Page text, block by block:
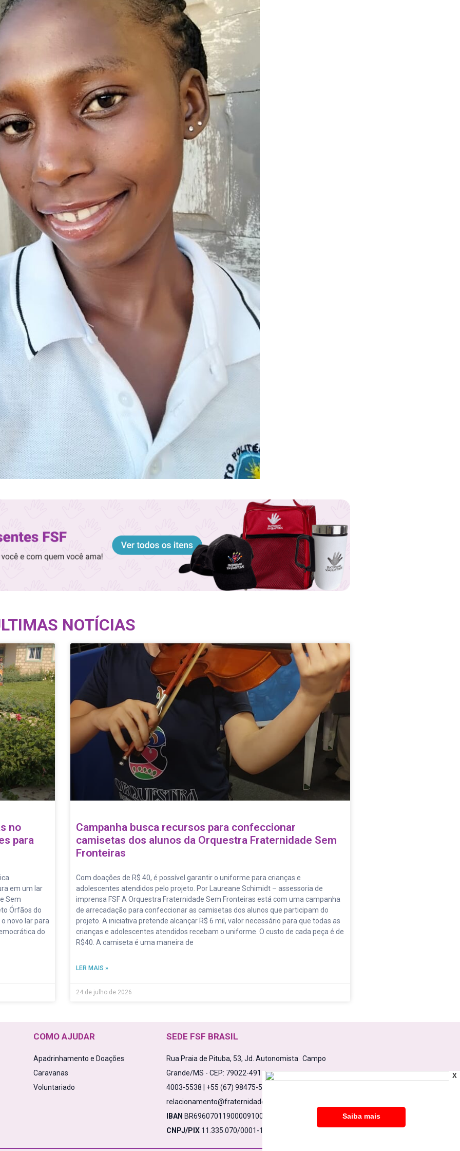
NOTÍCIAS
no
para
em um lar
Sem
Órfãos do
novo lar para
do
Campanha busca recursos para confeccionar
camisetas dos alunos da Orquestra Fraternidade Sem
Fronteiras
Com doações de R$ 40, é possível garantir o uniforme para crianças e
adolescentes atendidos pelo projeto. Por Laureane Schimidt – assessoria de
imprensa FSF A Orquestra Fraternidade Sem Fronteiras está com uma campanha
de arrecadação para confeccionar as camisetas dos alunos que participam do
projeto. A iniciativa pretende alcançar R$ 6 mil, valor necessário para que todas as
crianças e adolescentes atendidos recebam o uniforme. O custo de cada peça é de
R$40. A camiseta é uma maneira de
LER MAIS »
24 de julho de 2026
COMO AJUDAR
Apadrinhamento e Doações
Caravanas
Voluntariado
SEDE FSF BRASIL
Rua Praia de Pituba, 53, Jd. Autonomista Campo
Grande/MS - CEP: 79022-491
4003-5538 | +55 (67) 98475-5638
relacionamento@fraternidadesemfronteiras.org.br
IBAN BR6960701190000910000532861C1
CNPJ/PIX11.335.070/0001-17
X